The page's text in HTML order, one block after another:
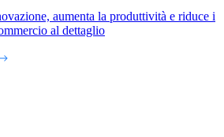
aumenta la produttività e riduce i
al dettaglio